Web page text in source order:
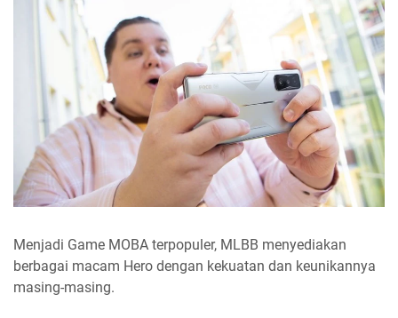
Menjadi Game MOBA terpopuler, MLBB menyediakan
berbagai macam Hero dengan kekuatan dan keunikannya
masing-masing.